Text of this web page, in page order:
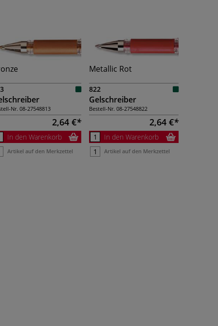
Nr. 08-27548813
2,64 €
In den Warenkorb
Artikel auf den Merkzettel
Metallic Rot
822
Gelschreiber
Bestell-Nr. 08-27548822
2,64 €
In den Warenkorb
Artikel auf den Merkzettel